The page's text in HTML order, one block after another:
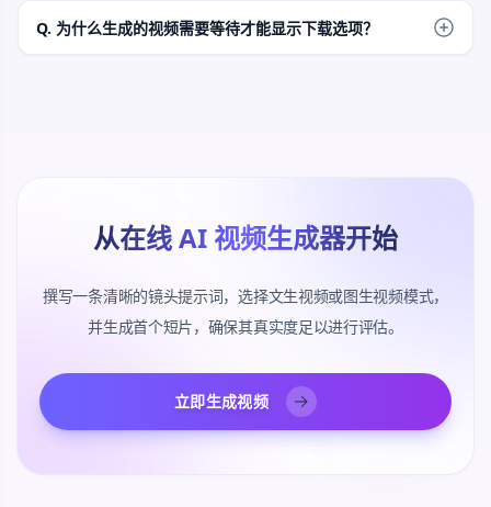
时，建议使用说话照片。本视频生成器适用于更广泛的场景动
Q. 为什么生成的视频需要等待才能显示下载选项？
从在线 AI 视频生成器开始
撰写一条清晰的镜头提示词，选择文生视频或图生视频模式，
并生成首个短片，确保其真实度足以进行评估。
立即生成视频